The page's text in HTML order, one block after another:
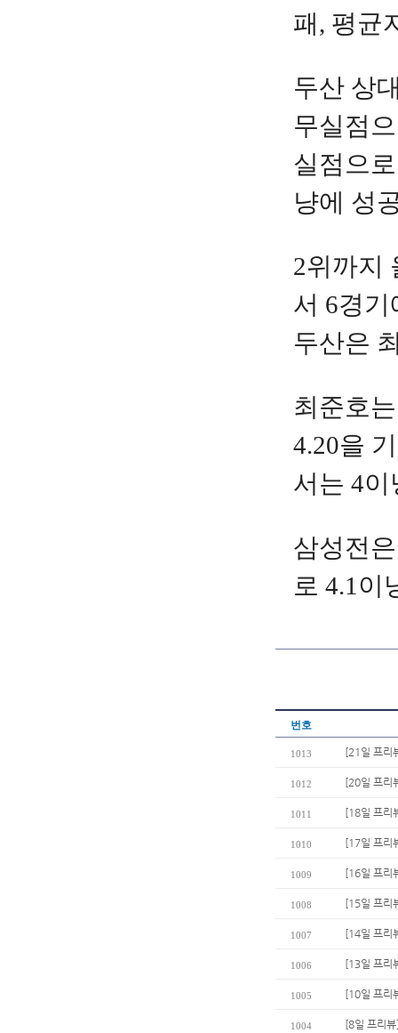
패, 평균
두산 상
무실점
실점으
냥에 성
2위까지
서 6경
두산은
최준호
4.20을
서는 4
삼성전
로 4.1 이
번호
1013 [21일 프리
1012 [20일 프리
1011 [18일 프리
1010 [17일 프리
1009 [16일 프리
1008 [15일 프리
1007 [14일 프리
1006 [13일 프리
1005 [10일 프리
1004 [8일 프리